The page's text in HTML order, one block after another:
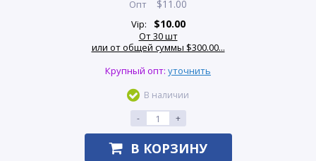
Опт $11.00
Vip: $10.00
От 30 шт
или от общей суммы $300.00...
Крупный опт: уточнить
В наличии
-
+
В КОРЗИНУ